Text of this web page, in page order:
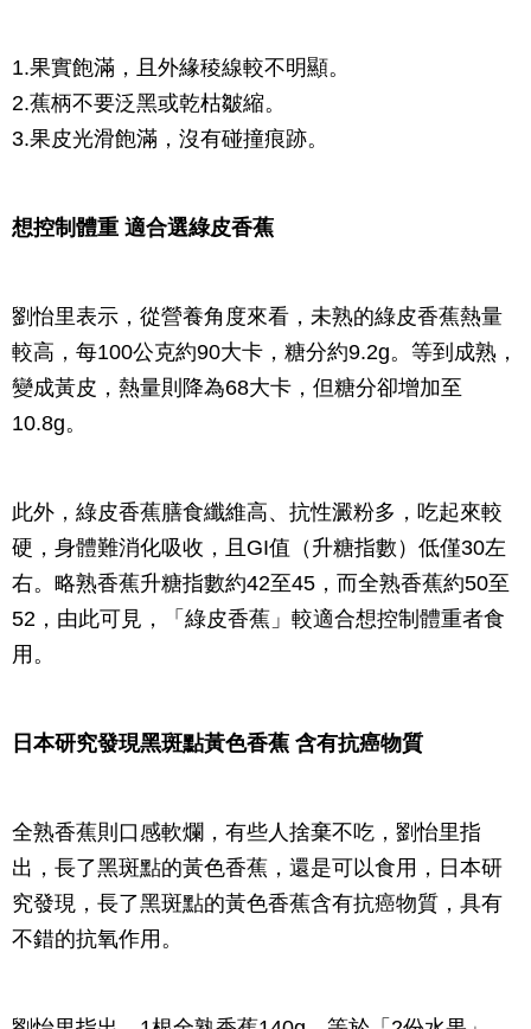
1.果實飽滿，且外緣稜線較不明顯。
2.蕉柄不要泛黑或乾枯皺縮。
3.果皮光滑飽滿，沒有碰撞痕跡。
想控制體重 適合選綠皮香蕉
劉怡里表示，從營養角度來看，未熟的綠皮香蕉熱量
較高，每100公克約90大卡，糖分約9.2g。等到成熟，
變成黃皮，熱量則降為68大卡，但糖分卻增加至
10.8g。
此外，綠皮香蕉膳食纖維高、抗性澱粉多，吃起來較
硬，身體難消化吸收，且GI值（升糖指數）低僅30左
右。略熟香蕉升糖指數約42至45，而全熟香蕉約50至
52，由此可見，「綠皮香蕉」較適合想控制體重者食
用。
日本研究發現黑斑點黃色香蕉 含有抗癌物質
全熟香蕉則口感軟爛，有些人捨棄不吃，劉怡里指
出，長了黑斑點的黃色香蕉，還是可以食用，日本研
究發現，長了黑斑點的黃色香蕉含有抗癌物質，具有
不錯的抗氧作用。